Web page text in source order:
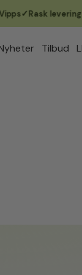
levering 1–3
Tilbud